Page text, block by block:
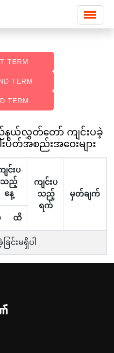
TERM
TERM
TERM
ြည်နယ်လွှတ်တော် ကျင်းပခဲ့
အစည်းအဝေးများ
ျင်းပ
သည့်
နေ့
ကျင်းပ
သည့်
ရက်
မှတ်ချက်
ထိ
ြင်းမရှိပါ